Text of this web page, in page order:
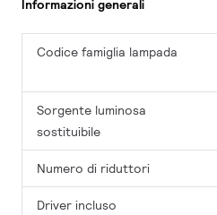
Informazioni generali
Codice famiglia lampada
Sorgente luminosa
sostituibile
Numero di riduttori
Driver incluso